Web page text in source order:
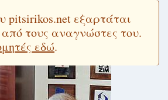
pitsirikos.net εξαρτάται
τους αναγνώστες του.
εδώ.